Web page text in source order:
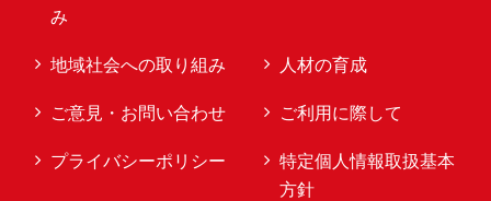
み
地域社会への取り組み 人材の育成
ご意見・お問い合わせ ご利用に際して
プライバシーポリシー
特定個人情報取扱基本
方針